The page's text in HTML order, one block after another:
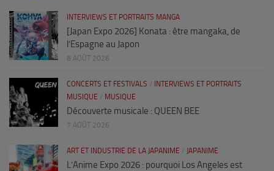
INTERVIEWS ET PORTRAITS MANGA
[Japan Expo 2026] Konata : être mangaka, de
l’Espagne au Japon
8 AOÛT 2026
CONCERTS ET FESTIVALS / INTERVIEWS ET PORTRAITS
MUSIQUE / MUSIQUE
Découverte musicale : QUEEN BEE
7 AOÛT 2026
ART ET INDUSTRIE DE LA JAPANIME / JAPANIME
L’Anime Expo 2026 : pourquoi Los Angeles est